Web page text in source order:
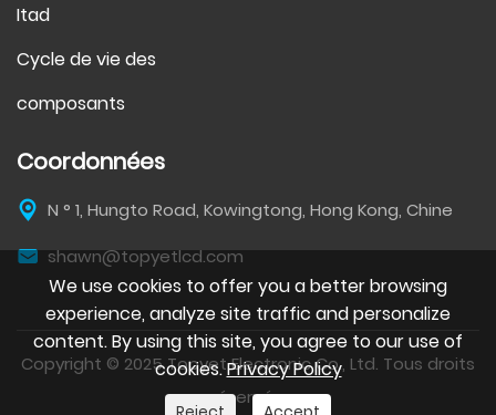
Itad
Cycle de vie des
composants
Coordonnées
N ° 1, Hungto Road, Kowingtong, Hong Kong, Chine
shawn@topyetlcd.com
Copyright © 2025 Topyet Electronic Co., Ltd. Tous droits
réservés.
We use cookies to offer you a better browsing
experience, analyze site traffic and personalize
content. By using this site, you agree to our use of
cookies.Privacy Policy